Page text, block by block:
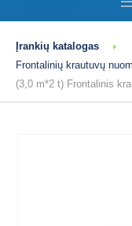
Įrankių katalogas
Frontalinių krautuvų
(3,0 m*2 t) Frontalinis